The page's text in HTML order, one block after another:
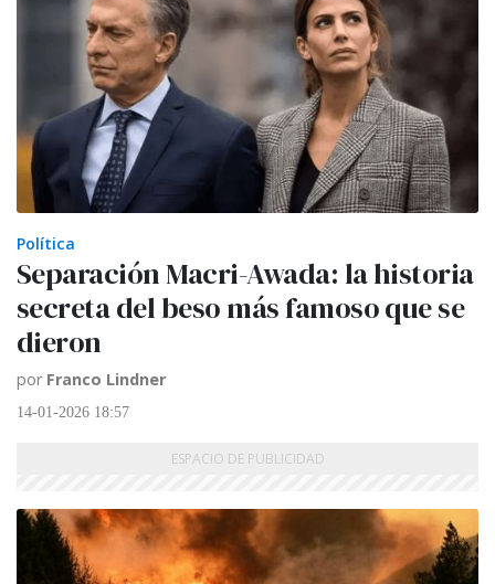
Política
Separación Macri-Awada: la historia
secreta del beso más famoso que se
dieron
por Franco Lindner
14-01-2026 18:57